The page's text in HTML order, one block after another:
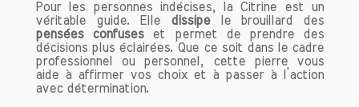
vos bracelets en pierres naturelles, il est
essentiel de les nettoyer régulièrement.
Vous pouvez les rincer à l'eau claire ou
les exposer à la lumière de la lune.
Évitez également de les exposer à des
produits chimiques ou à des sources de
Pour les personnes indécises, la Citrine est un
véritable guide. Elle dissipele brouillard des
pensées confuseset permet de prendre des
décisions plus éclairées. Que ce soit dans le cadre
professionnel ou personnel, cette pierre vous
aide à affirmer vos choix et à passer à l’action
avec détermination.